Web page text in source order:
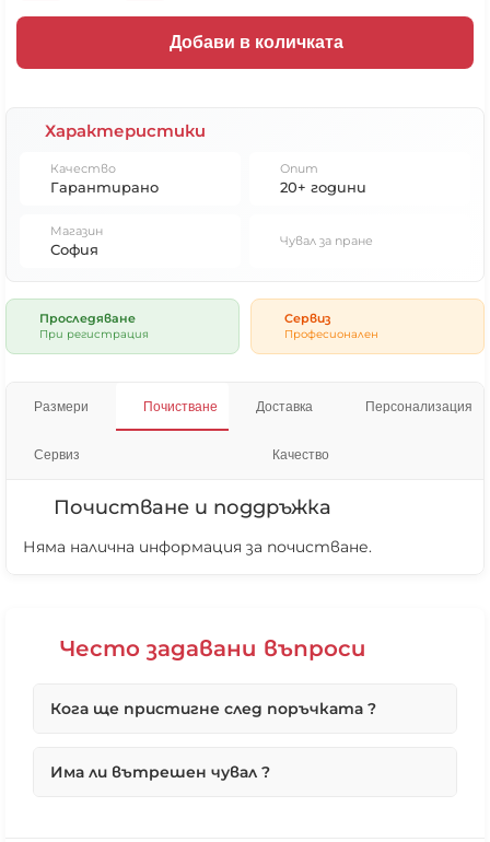
Добави в количката
Характеристики
Качество
Гарантирано
Опит
20+ години
Магазин
София Чувал за пране
Проследяване
При регистрация
Сервиз
Професионален
Размери Почистване Доставка Персонализация
Сервиз Качество
Почистване и поддръжка
Няма налична информация за почистване.
Често задавани въпроси
Кога ще пристигне след поръчката ?
най-бързо в работни дни, по телефона.
Има ли вътрешен чувал ?